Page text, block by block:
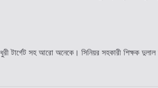
টার্গেট সহ আরো অনেকে। সিনিয়র সহকারী শিক্ষক